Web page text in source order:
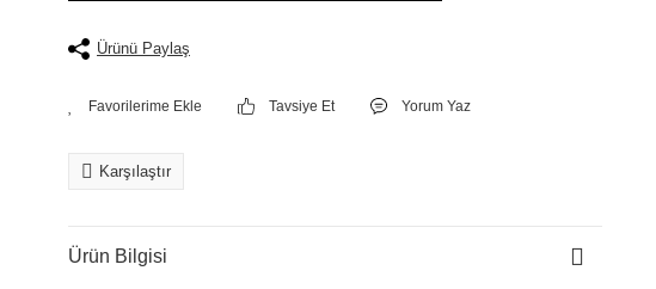
Ürünü Paylaş
Tavsiye Et Yorum Yaz
Karşılaştır
Ürün Bilgisi